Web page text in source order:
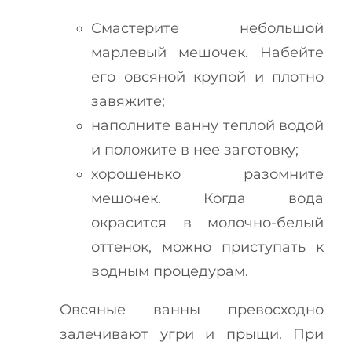
Смастерите небольшой
марлевый мешочек. Набейте
его овсяной крупой и плотно
завяжите;
наполните ванну теплой водой
и положите в нее заготовку;
хорошенько разомните
мешочек. Когда вода
окрасится в молочно-белый
оттенок, можно приступать к
водным процедурам.
Овсяные ванны превосходно
залечивают угри и прыщи. При